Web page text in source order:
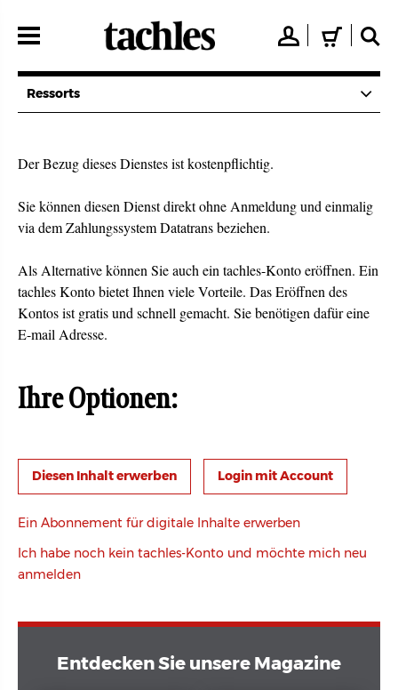
zum
👤 🛒 🔍
Ressorts
Der Bezug dieses Dienstes ist kostenpflichtig.
Sie können diesen Dienst direkt ohne Anmeldung und einmalig
via dem Zahlungssystem Datatrans beziehen.
Als Alternative können Sie auch ein tachles-Konto eröffnen. Ein
tachles Konto bietet Ihnen viele Vorteile. Das Eröffnen des
Kontos ist gratis und schnell gemacht. Sie benötigen dafür eine
E-mail Adresse.
Ihre Optionen:
Login mit Account
Ein Abonnement für digitale Inhalte erwerben
Ich habe noch kein tachles-Konto und möchte mich neu
anmelden
Entdecken Sie unsere Magazine